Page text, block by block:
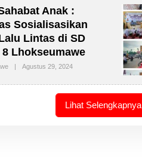
D
A
S
Anak :
Sosialisasikan
Lintas di SD
8 Lhokseumawe
| Agustus 29, 2024O
E
E
D
Lihat Selengkapnya